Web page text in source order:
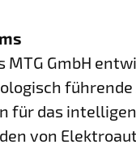
MTG GmbH
führende
für das
von